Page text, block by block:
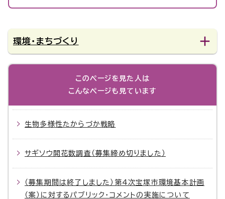
環境・まちづくり
このページを見た人は
こんなページも見ています
生物多様性たからづか戦略
サギソウ開花数調査（募集締め切りました）
（募集期間は終了しました）第4次宝塚市環境基本計画
（案）に対するパブリック・コメントの実施について